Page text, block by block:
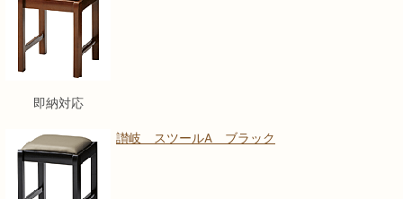
即納対応
讃岐 スツールA ブラック